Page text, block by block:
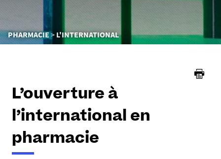
Vous
êtes
PHARMACIE L'INTERNATIONAL
L’ouverture à
l’international en
pharmacie